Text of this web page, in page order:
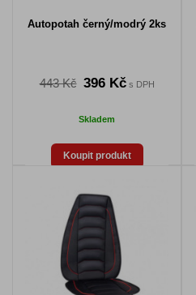
Autopotah černý/modrý 2ks
443 Kč 396 Kčs DPH
Skladem
Koupit produkt